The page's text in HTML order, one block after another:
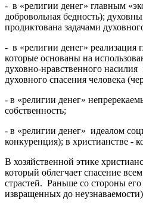
- в «религии денег» главным
добровольная бедность);
продиктована задачами
- в «религии денег» реализация
которые основаны на
духовно-нравственного насилия
духовного спасения человека
- в «религии денег»
собственность;
- в «религии денег» идеалом
конкуренция); в христианстве -
В хозяйственной этике
который облегчает спасение
страстей. Раньше со стороны
извращенных до